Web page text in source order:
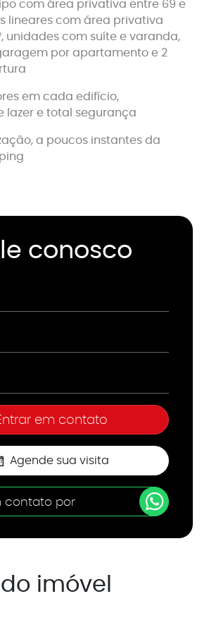
com área privativa entre 69 e
lineares com área privativa
unidades com suíte e varanda,
por apartamento e 2
em cada edifício,
lazer e total segurança
a poucos instantes da
conosco
Agende sua visita
contato por
imóvel